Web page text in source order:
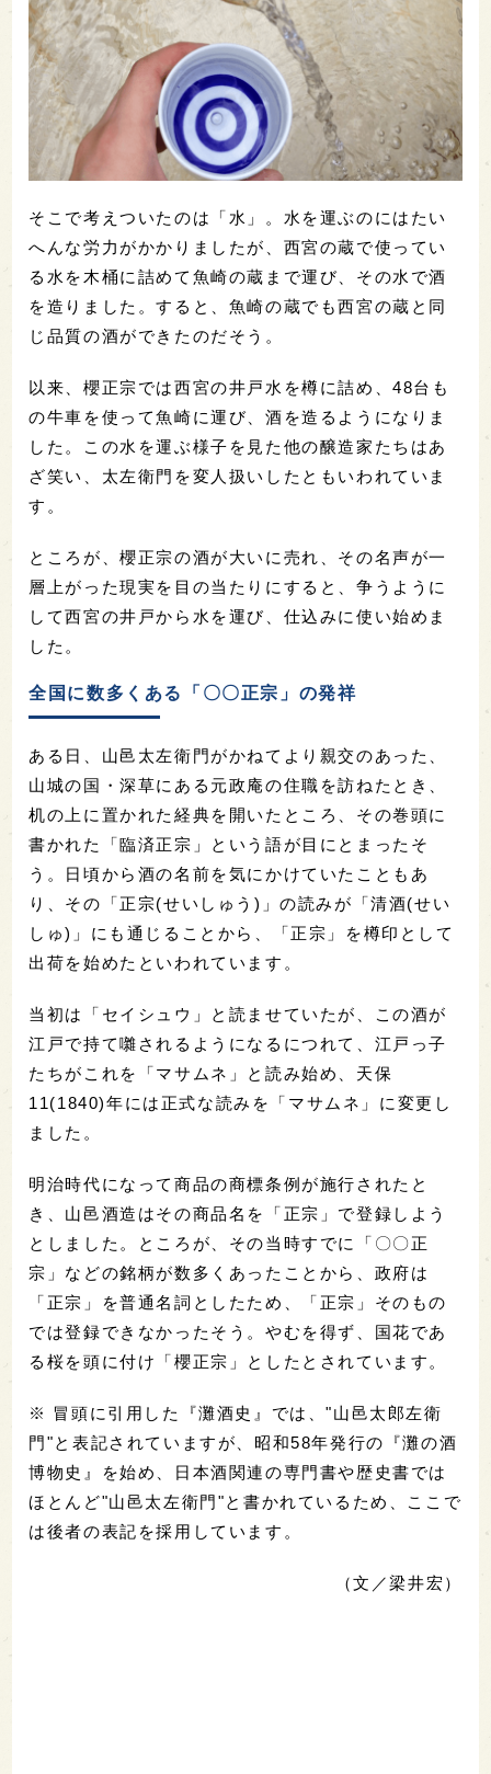
そこで考えついたのは「水」。水を運ぶのにはたい
へんな労力がかかりましたが、西宮の蔵で使ってい
る水を木桶に詰めて魚崎の蔵まで運び、その水で酒
を造りました。すると、魚崎の蔵でも西宮の蔵と同
じ品質の酒ができたのだそう。
以来、櫻正宗では西宮の井戸水を樽に詰め、48台も
の牛車を使って魚崎に運び、酒を造るようになりま
した。この水を運ぶ様子を見た他の醸造家たちはあ
ざ笑い、太左衛門を変人扱いしたともいわれていま
す。
ところが、櫻正宗の酒が大いに売れ、その名声が一
層上がった現実を目の当たりにすると、争うように
して西宮の井戸から水を運び、仕込みに使い始めま
した。
全国に数多くある「〇〇正宗」の発祥
ある日、山邑太左衛門がかねてより親交のあった、
山城の国・深草にある元政庵の住職を訪ねたとき、
机の上に置かれた経典を開いたところ、その巻頭に
書かれた「臨済正宗」という語が目にとまったそ
う。日頃から酒の名前を気にかけていたこともあ
り、その「正宗(せいしゅう)」の読みが「清酒(せい
しゅ)」にも通じることから、「正宗」を樽印として
出荷を始めたといわれています。
当初は「セイシュウ」と読ませていたが、この酒が
江戸で持て囃されるようになるにつれて、江戸っ子
たちがこれを「マサムネ」と読み始め、天保
11(1840)年には正式な読みを「マサムネ」に変更し
ました。
明治時代になって商品の商標条例が施行されたと
き、山邑酒造はその商品名を「正宗」で登録しよう
としました。ところが、その当時すでに「〇〇正
宗」などの銘柄が数多くあったことから、政府は
「正宗」を普通名詞としたため、「正宗」そのもの
では登録できなかったそう。やむを得ず、国花であ
る桜を頭に付け「櫻正宗」としたとされています。
※ 冒頭に引用した『灘酒史』では、"山邑太郎左衛
門"と表記されていますが、昭和58年発行の『灘の酒
博物史』を始め、日本酒関連の専門書や歴史書では
ほとんど"山邑太左衛門"と書かれているため、ここで
は後者の表記を採用しています。
（文／梁井宏）